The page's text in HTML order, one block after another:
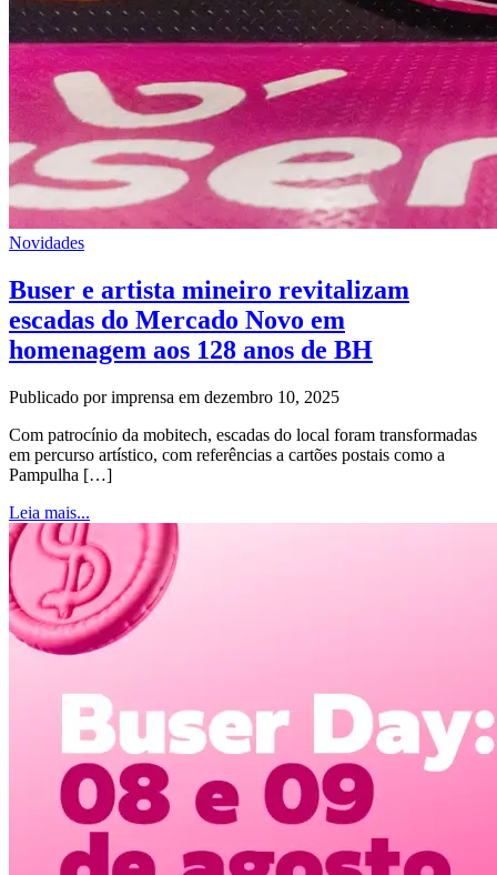
Novidades
Buser e artista mineiro revitalizam
escadas do Mercado Novo em
homenagem aos 128 anos de BH
Publicado por imprensa em dezembro 10, 2025
Com patrocínio da mobitech, escadas do local foram transformadas
em percurso artístico, com referências a cartões postais como a
Pampulha […]
Leia mais...